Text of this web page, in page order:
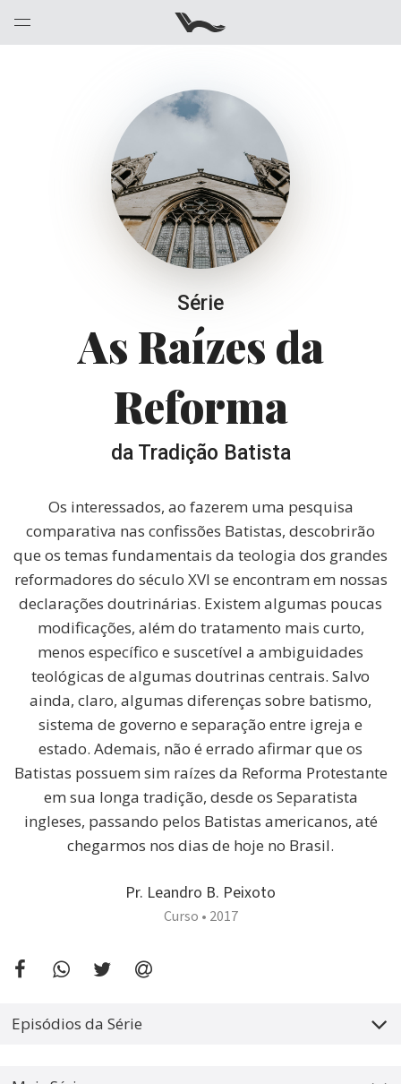
Série
As Raízes da
Reforma
da Tradição Batista
Os interessados, ao fazerem uma pesquisa
comparativa nas confissões Batistas, descobrirão
que os temas fundamentais da teologia dos grandes
reformadores do século XVI se encontram em nossas
declarações doutrinárias. Existem algumas poucas
modificações, além do tratamento mais curto,
menos específico e suscetível a ambiguidades
teológicas de algumas doutrinas centrais. Salvo
ainda, claro, algumas diferenças sobre batismo,
sistema de governo e separação entre igreja e
estado. Ademais, não é errado afirmar que os
Batistas possuem sim raízes da Reforma Protestante
em sua longa tradição, desde os Separatista
ingleses, passando pelos Batistas americanos, até
chegarmos nos dias de hoje no Brasil.
Pr. Leandro B. Peixoto
Curso • 2017
Episódios da Série